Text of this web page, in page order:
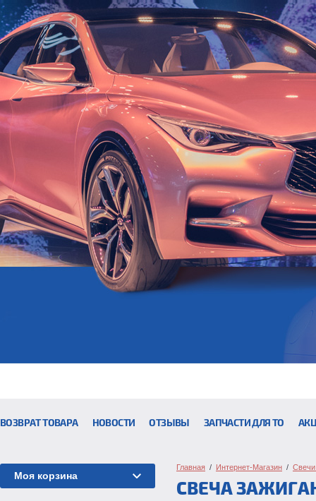
ВОЗВРАТ ТОВАРА НОВОСТИ ОТЗЫВЫ ЗАПЧАСТИ ДЛЯ ТО
Моя корзина
Главная
  /
Интернет-Магазин
  /
Свечи
СВЕЧА